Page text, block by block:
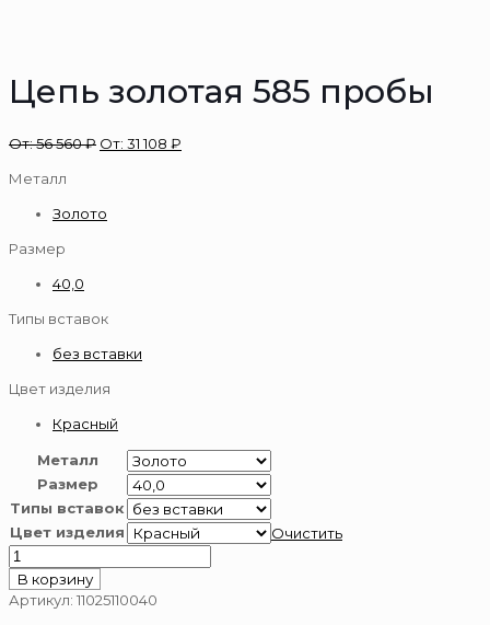
Цепь золотая 585 пробы
От:56 560₽ От: 31 108 ₽
Металл
Золото
Размер
40,0
Типы вставок
без вставки
Цвет изделия
Красный
Металл
Размер
Типы вставок
Цвет изделия
Очистить
Количество
товара
Цепь
В корзину
Артикул: 11025110040